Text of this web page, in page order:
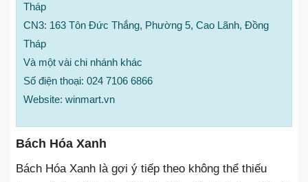
Tháp
CN3: 163 Tôn Đức Thắng, Phường 5, Cao Lãnh, Đồng
Tháp
Và một vài chi nhánh khác
Số điện thoại: 024 7106 6866
Website: winmart.vn
Bách Hóa Xanh
Bách Hóa Xanh là gợi ý tiếp theo không thể thiếu